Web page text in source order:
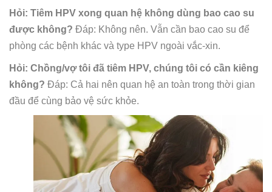
Hỏi: Tiêm HPV xong quan hệ không dùng bao cao su
được không? Đáp: Không nên. Vẫn cần bao cao su để
phòng các bệnh khác và type HPV ngoài vắc-xin.
Hỏi: Chồng/vợ tôi đã tiêm HPV, chúng tôi có cần kiêng
không? Đáp: Cả hai nên quan hệ an toàn trong thời gian
đầu để cùng bảo vệ sức khỏe.